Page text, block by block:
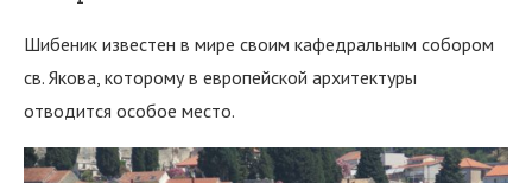
Шибеник известен в мире своим кафедральным собором
св. Якова, которому в европейской архитектуры
отводится особое место.